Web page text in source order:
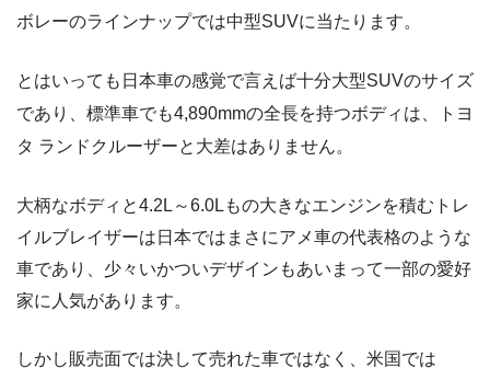
ボレーのラインナップでは中型SUVに当たります。
とはいっても日本車の感覚で言えば十分大型SUVのサイズ
であり、標準車でも4,890mmの全長を持つボディは、トヨ
タ ランドクルーザーと大差はありません。
大柄なボディと4.2L～6.0Lもの大きなエンジンを積むトレ
イルブレイザーは日本ではまさにアメ車の代表格のような
車であり、少々いかついデザインもあいまって一部の愛好
家に人気があります。
しかし販売面では決して売れた車ではなく、米国では